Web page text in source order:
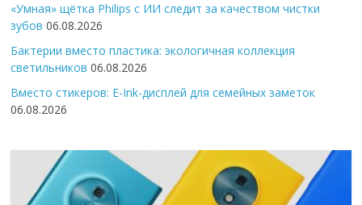
«Умная» щётка Philips с ИИ следит за качеством чистки
зубов 06.08.2026
Бактерии вместо пластика: экологичная коллекция
светильников 06.08.2026
Вместо стикеров: E-Ink-дисплей для семейных заметок
06.08.2026